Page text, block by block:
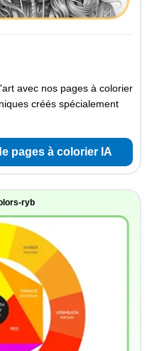
avec nos pages à colorier
créés spécialement
pages à colorier IA
ryb